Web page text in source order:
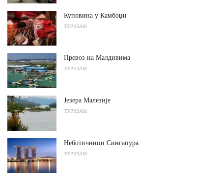
Куповина у Камбоџи
ТУРИЗАМ
Превоз на Малдивима
ТУРИЗАМ
Језера Малезије
ТУРИЗАМ
Неботичници Сингапура
ТУРИЗАМ